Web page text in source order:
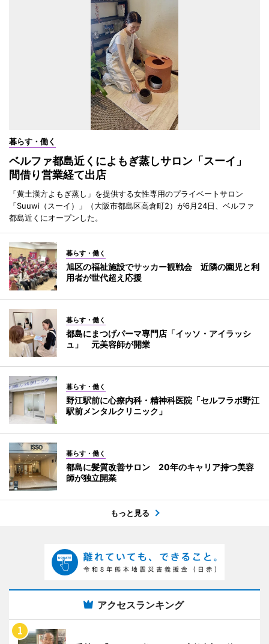
暮らす・働く
ベルファ都島近くによもぎ蒸しサロン「スーイ」
間借り営業経て出店
「黄土漢方よもぎ蒸し」を提供する女性専用のプライベートサロン
「Suuwi（スーイ）」（大阪市都島区高倉町2）が6月24日、ベルファ
都島近くにオープンした。
暮らす・働く
旭区の福祉施設でサッカー観戦会 近隣の園児と利
用者が世代超え応援
暮らす・働く
都島にまつげパーマ専門店「イッソ・アイラッシ
ュ」 元美容師が開業
暮らす・働く
野江駅前に心療内科・精神科医院「セルフラボ野江
駅前メンタルクリニック」
暮らす・働く
都島に髪質改善サロン 20年のキャリア持つ美容
師が独立開業
もっと見る
アクセスランキング